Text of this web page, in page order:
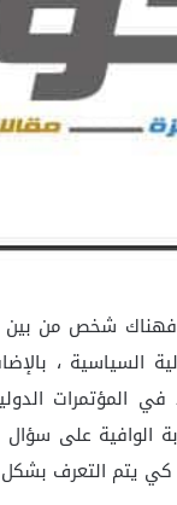
فهناك شخص من بين
السياسية ،
المؤتمرات
الوافية على سؤال
يتم التعرف بشكل